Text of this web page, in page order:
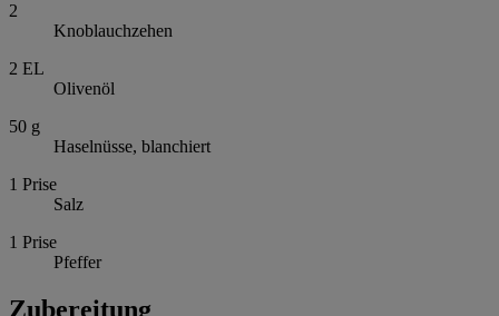
2
Knoblauchzehen
2 EL
Olivenöl
50 g
Haselnüsse, blanchiert
1 Prise
Salz
1 Prise
Pfeffer
Zubereitung